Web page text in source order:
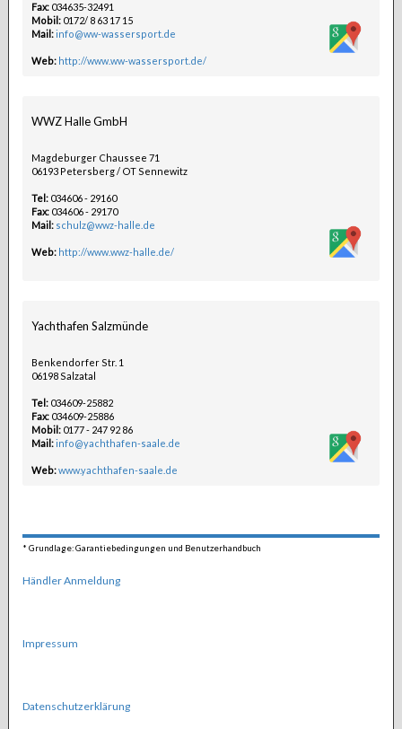
Fax:034635-32491
Mobil:0172/ 8 63 17 15
Mail:info@ww-wassersport.de
Web: http://www.ww-wassersport.de/
WWZ Halle GmbH
Magdeburger Chaussee 71
06193 Petersberg / OT Sennewitz
Tel:034606 - 29160
Fax:034606 - 29170
Mail: schulz@wwz-halle.de
Web: http://www.wwz-halle.de/
Yachthafen Salzmünde
Benkendorfer Str. 1
06198 Salzatal
Tel:034609-25882
Fax:034609-25886
Mobil:0177 - 247 92 86
Mail:info@yachthafen-saale.de
Web:www.yachthafen-saale.de
* Grundlage: Garantiebedingungen und Benutzerhandbuch
Händler Anmeldung
Impressum
Datenschutzerklärung